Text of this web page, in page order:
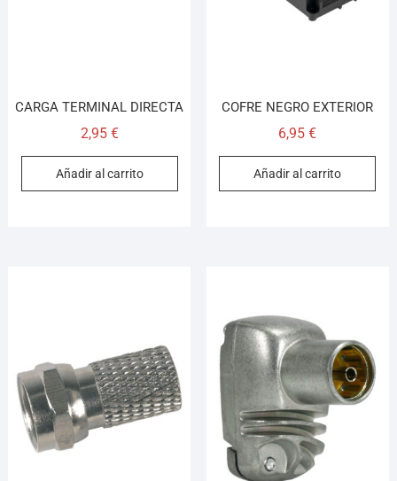
CARGA TERMINAL DIRECTA
2,95 €
Añadir al carrito
COFRE NEGRO EXTERIOR
6,95€
Añadir al carrito